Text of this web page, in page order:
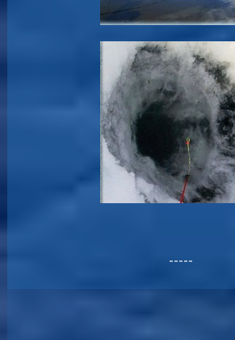
-----